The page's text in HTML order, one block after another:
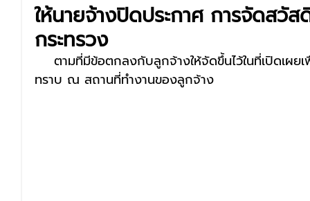
ให้นายจ้างปิดประกาศ การจัดสวั
กระทรวง
ตามที่มีข้อตกลงกับลูกจ้างให้จัดขึ้นไว้ในที่เปิดเผย
ทราบ ณ สถานที่ทำงานของลูกจ้าง